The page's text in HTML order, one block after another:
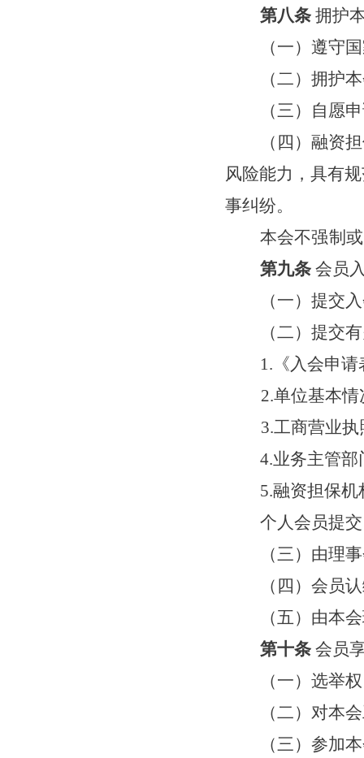
第八条 拥护
（一）遵守
（二）拥护
（三）自愿
（四）融资
风险能力，具有
事纠纷。
本会不强制
第九条 会员
（一）提交
（二）提交
1.《入会申请
2.单位基本
3.工商营业
4.业务主管
5.融资担保
个人会员提
（三） 由理
（四） 会员
（五）由本
第十条 会员
（一）选举
（二）对本
（三）参加